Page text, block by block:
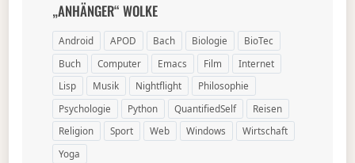
„ANHÄNGER“ WOLKE
Android APOD Bach Biologie
BioTec
Buch
Computer Emacs Film
Internet
Lisp
Musik Nightflight
Philosophie
Psychologie
Python QuantifiedSelf
Reisen
Religion
Sport Web Windows
Wirtschaft
Yoga